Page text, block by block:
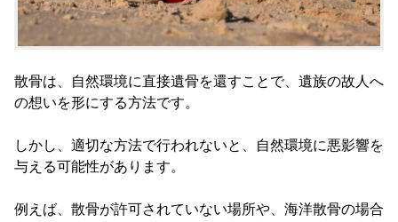
散骨は、自然環境に直接遺骨を還すことで、遺族の故人へ
の想いを形にする方法です。
しかし、適切な方法で行われないと、自然環境に悪影響を
与える可能性があります。
例えば、散骨が許可されていない場所や、海洋散骨の場合